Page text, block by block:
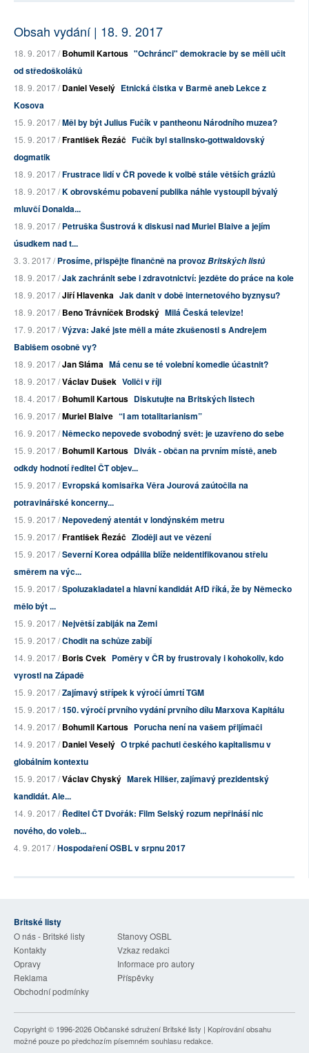
Obsah vydání | 18. 9. 2017
18. 9. 2017 /Bohumil Kartous "Ochránci" demokracie by se měli učit
od středoškoláků
18. 9. 2017 /Daniel Veselý Etnická čistka v Barmě aneb Lekce z
Kosova
15. 9. 2017 /Měl by být Julius Fučík v pantheonu Národního muzea?
15. 9. 2017 /František Řezáč Fučík byl stalinsko-gottwaldovský
dogmatik
18. 9. 2017 /Frustrace lidí v ČR povede k volbě stále větších grázlů
18. 9. 2017 /K obrovskému pobavení publika náhle vystoupil bývalý
mluvčí Donalda...
18. 9. 2017 /Petruška Šustrová k diskusi nad Muriel Blaive a jejím
úsudkem nad t...
3. 3. 2017 /Prosíme, přispějte finančně na provozBritských listů
18. 9. 2017 /Jak zachránit sebe i zdravotnictví: jezděte do práce na kole
18. 9. 2017 /Jiří Hlavenka Jak danit v době internetového byznysu?
18. 9. 2017 /Beno Trávníček Brodský Milá Česká televize!
17. 9. 2017 /Výzva: Jaké jste měli a máte zkušenosti s Andrejem
Babišem osobně vy?
18. 9. 2017 /Jan Sláma Má cenu se té volební komedie účastnit?
18. 9. 2017 /Václav Dušek Voliči v říji
18. 4. 2017 /Bohumil Kartous Diskutujte na Britských listech
16. 9. 2017 /Muriel Blaive “I am totalitarianism”
16. 9. 2017 /Německo nepovede svobodný svět: je uzavřeno do sebe
15. 9. 2017 /Bohumil Kartous Divák - občan na prvním místě, aneb
odkdy hodnotí ředitel ČT objev...
15. 9. 2017 /Evropská komisařka Věra Jourová zaútočila na
potravinářské koncerny...
15. 9. 2017 /Nepovedený atentát v londýnském metru
15. 9. 2017 /František Řezáč Zloději aut ve vězení
15. 9. 2017 /Severní Korea odpálila blíže neidentifikovanou střelu
směrem na výc...
15. 9. 2017 /Spoluzakladatel a hlavní kandidát AfD říká, že by Německo
mělo být ...
15. 9. 2017 /Největší zabiják na Zemi
15. 9. 2017 /Chodit na schůze zabíjí
14. 9. 2017 /Boris Cvek Poměry v ČR by frustrovaly i kohokoliv, kdo
vyrostl na Západě
15. 9. 2017 /Zajímavý střípek k výročí úmrtí TGM
15. 9. 2017 /150. výročí prvního vydání prvního dílu Marxova Kapitálu
14. 9. 2017 /Bohumil Kartous Porucha není na vašem přijímači
14. 9. 2017 /Daniel Veselý O trpké pachuti českého kapitalismu v
globálním kontextu
15. 9. 2017 /Václav Chyský Marek Hilšer, zajímavý prezidentský
kandidát. Ale...
14. 9. 2017 /Ředitel ČT Dvořák: Film Selský rozum nepřináší nic
nového, do voleb...
4. 9. 2017 /Hospodaření OSBL v srpnu 2017
Britské listy
O nás - Britské listy
Stanovy OSBL
Kontakty
Vzkaz redakci
Opravy
Informace pro autory
Reklama
Příspěvky
Obchodní podmínky
Copyright © 1996-2026Občanské sdružení Britské listy | Kopírování obsahu
možné pouze po předchozím písemném souhlasu redakce.